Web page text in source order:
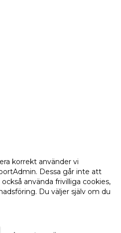
korrekt använder vi
Dessa går inte att
använda frivilliga cookies,
Du väljer själv om du